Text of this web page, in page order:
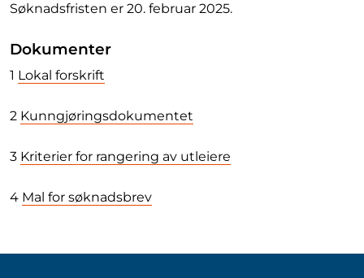
Søknadsfristen er 20. februar 2025.
Dokumenter
1 Lokal forskrift
2 Kunngjøringsdokumentet
3 Kriterier for rangering av utleiere
4 Mal for søknadsbrev